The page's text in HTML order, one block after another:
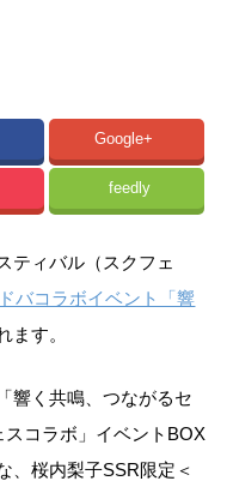
Google+
feedly
ティバル（スクフェ
バコラボイベント「響
ます。
響く共鳴、つながるセ
コラボ」イベントBOX
、桜内梨子SSR限定＜